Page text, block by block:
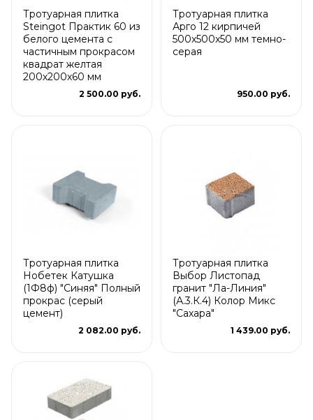
Тротуарная плитка
Steingot Практик 60 из
белого цемента с
частичным прокрасом
квадрат желтая
200х200х60 мм
2 500.00 руб.
Тротуарная плитка
Арго 12 кирпичей
500x500x50 мм темно-
серая
950.00 руб.
Тротуарная плитка
Нобетек Катушка
(1Ф8ф) "Синяя" Полный
прокрас (серый
цемент)
2 082.00 руб.
Тротуарная плитка
Выбор Листопад
гранит "Ла-Линия"
(А.3.К.4) Колор Микс
"Сахара"
1 439.00 руб.